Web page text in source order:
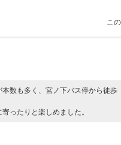
こ
数も多く、宮ノ下バス停から徒歩
ったりと楽しめました。